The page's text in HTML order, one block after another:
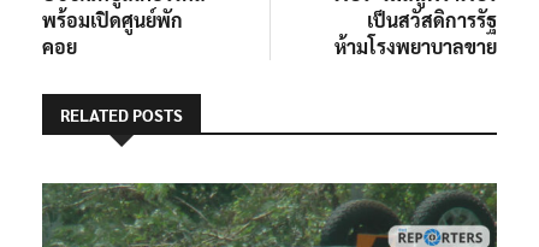
พร้อมเปิดศูนย์พัก
คอย
เป็นสวัสดิการรัฐ
ห้ามโรงพยาบาลขาย
RELATED POSTS